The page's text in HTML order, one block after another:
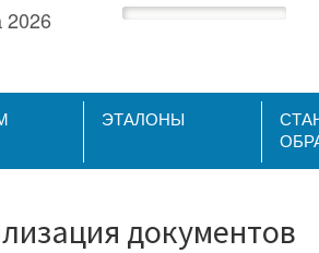
2026
ЭТАЛОНЫ
документов